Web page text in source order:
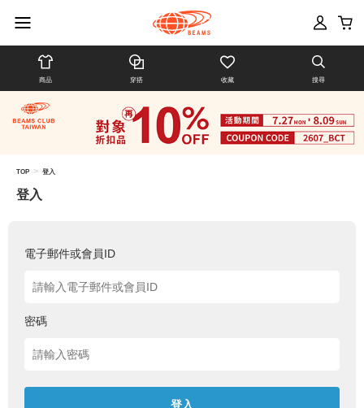
商品 穿搭 收藏 搜尋
TOP > 登入
登入
電子郵件或會員ID
密碼